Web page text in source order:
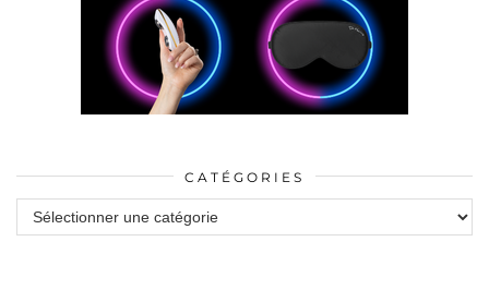
CATÉGORIES
Catégories